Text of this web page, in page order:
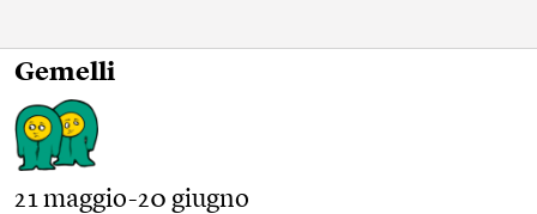
Gemelli
21 maggio-20 giugno